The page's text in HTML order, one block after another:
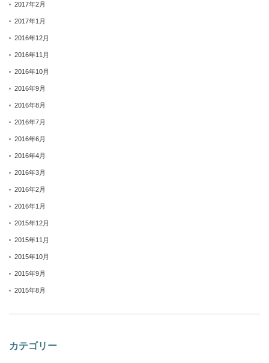
2017年2月
2017年1月
2016年12月
2016年11月
2016年10月
2016年9月
2016年8月
2016年7月
2016年6月
2016年4月
2016年3月
2016年2月
2016年1月
2015年12月
2015年11月
2015年10月
2015年9月
2015年8月
カテゴリー